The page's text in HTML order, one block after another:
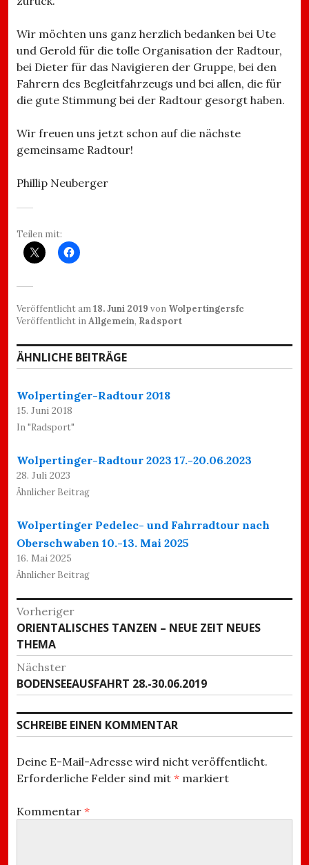
Wir möchten uns ganz herzlich bedanken bei Ute
und Gerold für die tolle Organisation der Radtour,
bei Dieter für das Navigieren der Gruppe, bei den
Fahrern des Begleitfahrzeugs und bei allen, die für
die gute Stimmung bei der Radtour gesorgt haben.
Wir freuen uns jetzt schon auf die nächste
gemeinsame Radtour!
Phillip Neuberger
Teilen mit:
Veröffentlicht am18. Juni 2019 von Wolpertingersfc
Veröffentlicht inAllgemein, Radsport
ÄHNLICHE BEITRÄGE
Wolpertinger-Radtour 2018
15. Juni 2018
In "Radsport"
Wolpertinger-Radtour 2023 17.-20.06.2023
28. Juli 2023
Ähnlicher Beitrag
Wolpertinger Pedelec- und Fahrradtour nach
Oberschwaben 10.-13. Mai 2025
16. Mai 2025
Ähnlicher Beitrag
Beitragsnavigation
Vorheriger
Vorheriger
Beitrag:
ORIENTALISCHES TANZEN – NEUE ZEIT NEUES
THEMA
Nächster
Nächster
Beitrag:
BODENSEEAUSFAHRT 28.-30.06.2019
SCHREIBE EINEN KOMMENTAR
Deine E-Mail-Adresse wird nicht veröffentlicht.
Erforderliche Felder sind mit * markiert
Kommentar *